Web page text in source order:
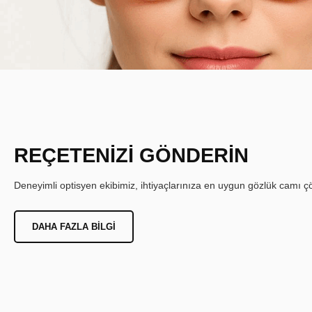
REÇETENİZİ GÖNDERİN
Deneyimli optisyen ekibimiz, ihtiyaçlarınıza en uygun gözlük camı
DAHA FAZLA BILGI